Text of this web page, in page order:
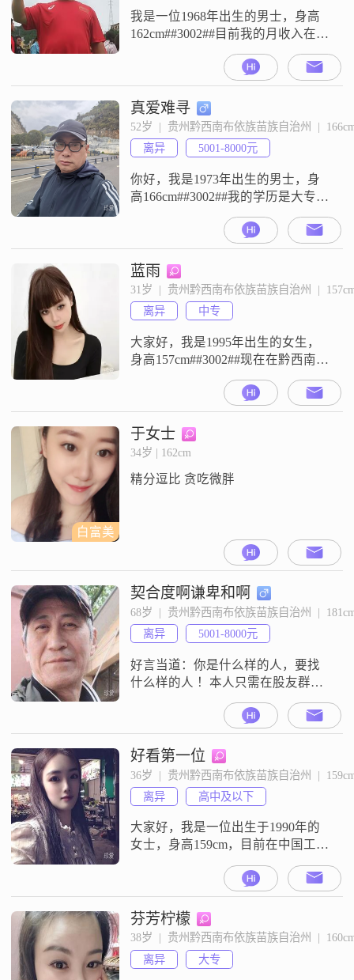
我是一位1968年出生的男士，身高
162cm##3002##目前我的月收入在
8001到12000元这个区间，工作地点
在黔西南布依族苗族自治州
##3002##我的学历是硕士##3002##
在性格方面，我是一个稳重可靠的
人，同时也幽默风趣##3002##我自
信果断，性格外向健谈，责任感
强，平时心态乐观积极##3002##我
真爱难寻
52岁  |  贵州黔西南布依族苗族自治州  |
离异
5001-8000元
你好，我是1973年出生的男士，身
高166cm##3002##我的学历是大专，
目前的工作地点在黔西南布依族苗
族自治州，月收入在5001到8000元
之间##3002##我是一个比较稳重可
靠的人，平时做事很有责任感
##3002##在对待感情和生活的态度
上，我一直坚持家庭为重##3002##
我希望能找到一份真诚的感情，所
以我
蓝雨
31岁  |  贵州黔西南布依族苗族自治州  |
离异
中专
大家好，我是1995年出生的女生，
身高157cm##3002##现在在黔西南布
依族苗族自治州工作，月收入在
3001到5000元之间，学历是中专
##3002##我的性格比较善解人意，
平时开朗爱笑，独立自信，乐观积
极##3002##和大家相处起来比较随
比较真诚可靠，也热爱生活##300
白富美
于女士
34岁 | 162cm
精分逗比 贪吃微胖
契合度啊谦卑和啊
68岁  |  贵州黔西南布依族苗族自治州  |
离异
5001-8000元
好言当道：你是什么样的人，要找
什么样的人 ！本人只需在股友群里
寻找，感恩志趣相投的异性股友。
勿扰 。崇尚老巴菲特人生故事，愿
做老巴菲特之徒子徒孙✌✌
好看第一位
36岁  |  贵州黔西南布依族苗族自治州  |
离异
高中及以下
大家好，我是一位出生于1990年的
女士，身高159cm，目前在中国工
作，月收入在3001到5000元之间。
我的学历是高中及以下，但我一直
保持着积极向上的态度，努力在生
活中不断学习和成长。我认为自己
最大的特点是真诚可靠，无论是对
待朋友还是家人，我都始终如一，
用心去对待每一个人。我热爱生
芬芳柠檬
38岁  |  贵州黔西南布依族苗族自治州  |
离异
大专